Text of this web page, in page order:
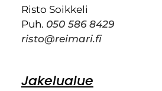
Risto Soikkeli
Puh. 050 586 8429
risto@reimari.fi
Jakelualue